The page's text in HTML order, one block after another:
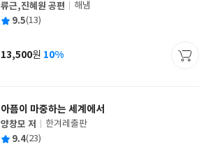
글
쓴
류근,진혜원 공편
출
사
해냄
평 9.5(13)
가
13,500원 10%
아픔이 마중하는 세계에서
글
쓴
양창모 저
출
한겨레출판
평 9.4(23)